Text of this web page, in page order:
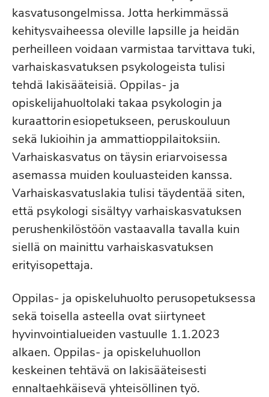
kasvatusongelmissa. Jotta herkimmässä
kehitysvaiheessa oleville lapsille ja heidän
perheilleen voidaan varmistaa tarvittava tuki,
varhaiskasvatuksen psykologeista tulisi
tehdä lakisääteisiä. Oppilas- ja
opiskelijahuoltolaki takaa psykologin ja
kuraattorin esiopetukseen, peruskouluun
sekä lukioihin ja ammattioppilaitoksiin.
Varhaiskasvatus on täysin eriarvoisessa
asemassa muiden kouluasteiden kanssa.
Varhaiskasvatuslakia tulisi täydentää siten,
että psykologi sisältyy varhaiskasvatuksen
perushenkilöstöön vastaavalla tavalla kuin
siellä on mainittu varhaiskasvatuksen
erityisopettaja.
Oppilas- ja opiskeluhuolto perusopetuksessa
sekä toisella asteella ovat siirtyneet
hyvinvointialueiden vastuulle 1.1.2023
alkaen. Oppilas- ja opiskeluhuollon
keskeinen tehtävä on lakisääteisesti
ennaltaehkäisevä yhteisöllinen työ.